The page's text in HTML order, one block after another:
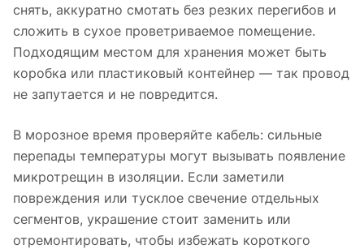
снять, аккуратно смотать без резких перегибов и
сложить в сухое проветриваемое помещение.
Подходящим местом для хранения может быть
коробка или пластиковый контейнер — так провод
не запутается и не повредится.
В морозное время проверяйте кабель: сильные
перепады температуры могут вызывать появление
микротрещин в изоляции. Если заметили
повреждения или тусклое свечение отдельных
сегментов, украшение стоит заменить или
отремонтировать, чтобы избежать короткого